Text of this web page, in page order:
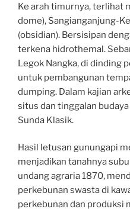
Ke arah timurnya, terlihat
dome), Sangianganjung-
(obsidian). Bersisipan
terkena hidrothemal.
Legok Nangka, di dinding
untuk pembangunan
dumping. Dalam kajian
situs dan tinggalan
Sunda Klasik.
Hasil letusan gunungapi
menjadikan tanahnya
undang agraria 1870,
perkebunan swasta di
perkebunan dan produksi